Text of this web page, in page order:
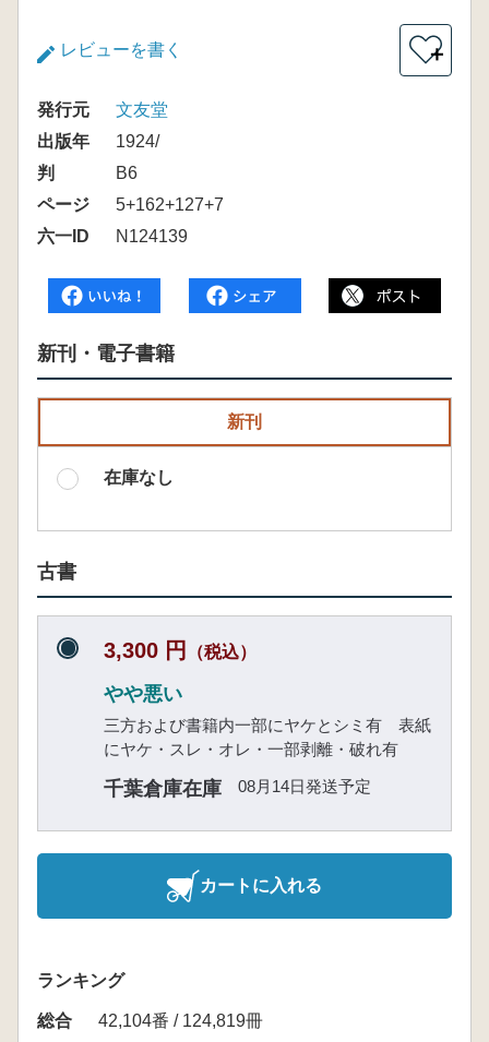
レビューを書く ＋
発行元
文友堂
出版年
1924/
判
B6
ページ
5+162+127+7
六一ID
N124139
新刊・電子書籍
新刊
在庫なし
古書
3,300 円 （税込）
やや悪い
三方および書籍内一部にヤケとシミ有 表紙
にヤケ・スレ・オレ・一部剥離・破れ有
千葉倉庫在庫 08月14日発送予定
カートに入れる
ランキング
総合
42,104番 / 124,819冊